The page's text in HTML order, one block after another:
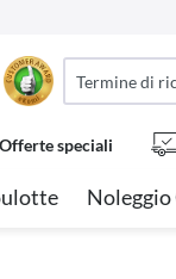
Offerte speciali
Noleggio